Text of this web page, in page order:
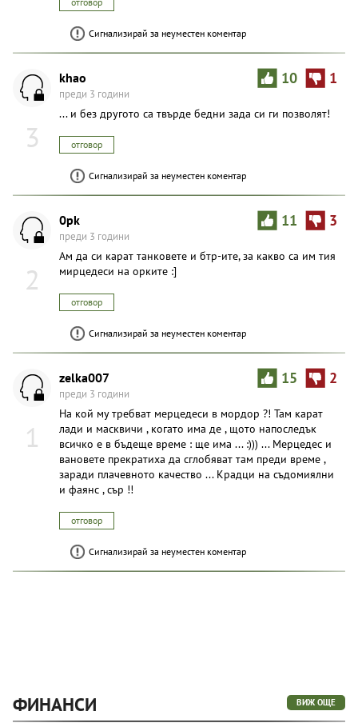
Сигнализирай за неуместен коментар
3
10 1
khao
преди 3 години
... и без другото са твърде бедни зада си ги позволят!
отговор
Сигнализирай за неуместен коментар
2
11 3
0pk
преди 3 години
Ам да си кaрат танковете и бтр-ите, за какво са им тия
мирцедеси на opките :]
отговор
Сигнализирай за неуместен коментар
1
15 2
zelka007
преди 3 години
На кой му требват мерцедеси в мордор ?! Там карат
лади и масквичи , когато има де , щото напоследък
всичко е в бъдеще време : ще има ... :))) ... Мерцедес и
вановете прекратиха да сглобяват там преди време ,
заради плачевното качество ... Крадци на съдомиялни
и фаянс , сър !!
отговор
Сигнализирай за неуместен коментар
ФИНАНСИ ВИЖ ОЩЕ